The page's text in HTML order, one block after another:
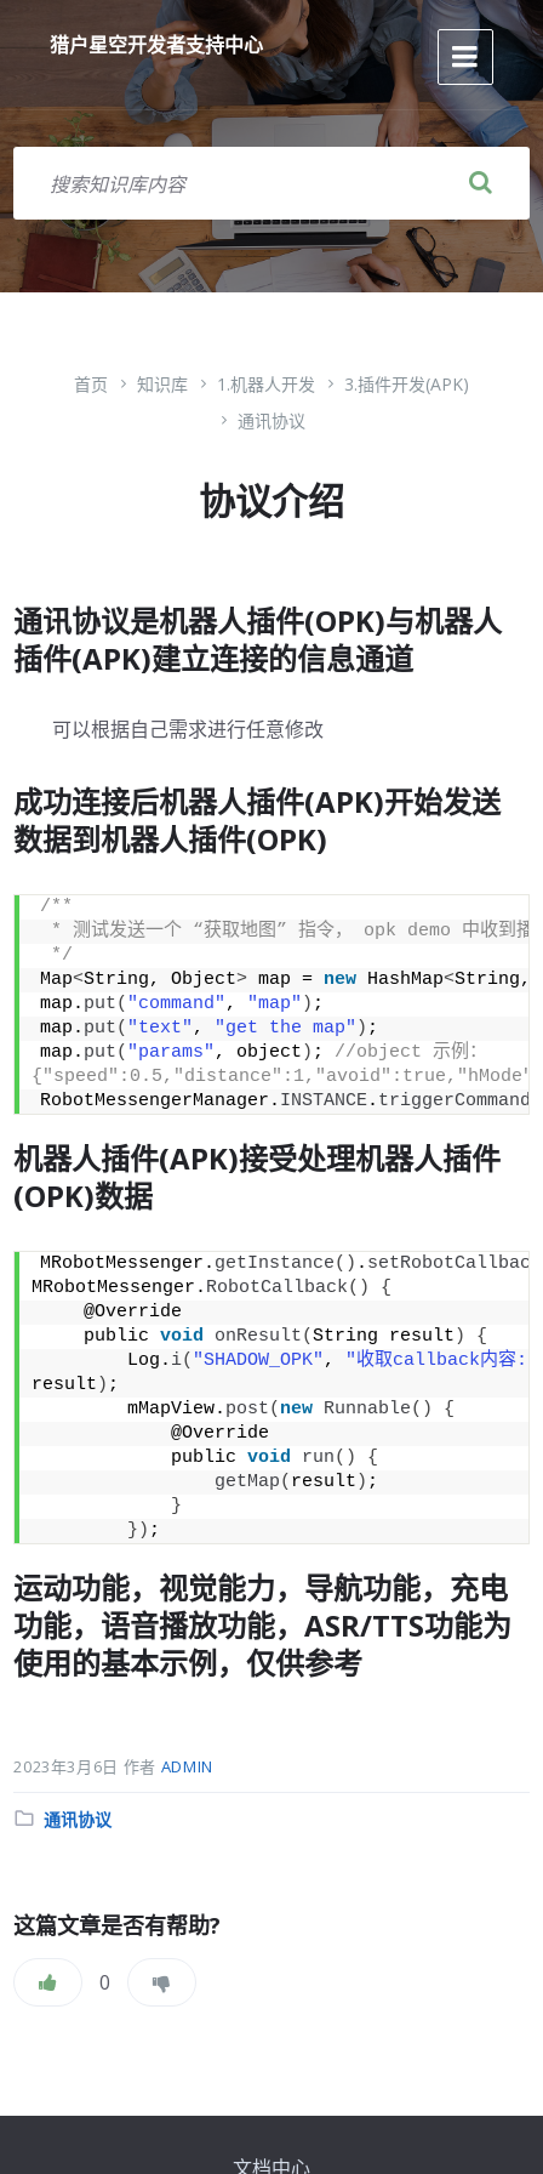
猎户星空开发者支持中心
首页 知识库 1.机器人开发
3.插件开发(APK)
通讯协议
协议介绍
通讯协议是机器人插件(OPK)与机器人
插件(APK)建立连接的信息通道
可以根据自己需求进行任意修改
成功连接后机器人插件(APK)开始发送
数据到机器人插件(OPK)
/**
* 测试发送一个 “获取地图” 指令， opk demo 中收到播
*/
Map<String, Object> map = new HashMap<String,
map. put( "command" , "map" ) ;
map. put( "text" , "get the map" ) ;
map. put( "params" , object ) ; //object 示例：
RobotMessengerManager. INSTANCE. triggerCommand
机器人插件(APK)接受处理机器人插件
(OPK)数据
MRobotMessenger. getInstance() . setRobotCallback
MRobotMessenger. RobotCallback()
{
    @Override
    public
void onResult(String result )
{
        Log.
i( "SHADOW_OPK" ,
"收取callback内容:
result ) ;
        mMapView.
post( new Runnable()
{
            @Override
            public
void run()
{
getMap( result ) ;
}
}) ;
运动功能，视觉能力，导航功能，充电
功能，语音播放功能，ASR/TTS功能为
使用的基本示例，仅供参考
2023年3月6日 作者 ADMIN
分
通讯协议
这篇文章是否有帮助?
0
文档中心